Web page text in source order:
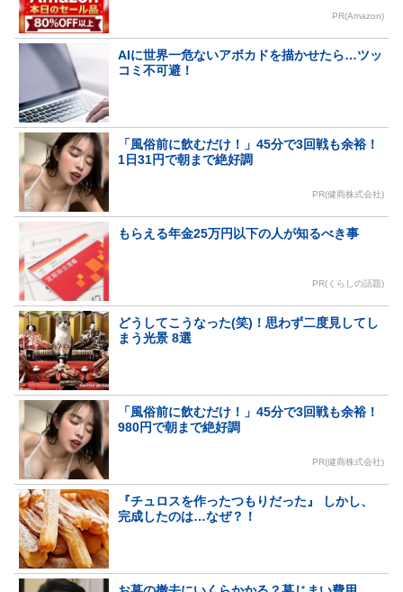
PR(Amazon)
AIに世界一危ないアボカドを描かせたら…ツッ
コミ不可避！
「風俗前に飲むだけ！」45分で3回戦も余裕！
1日31円で朝まで絶好調
PR(健商株式会社)
もらえる年金25万円以下の人が知るべき事
PR(くらしの話題)
どうしてこうなった(笑)！思わず二度見してし
まう光景 8選
「風俗前に飲むだけ！」45分で3回戦も余裕！
980円で朝まで絶好調
PR(健商株式会社)
『チュロスを作ったつもりだった』 しかし、
完成したのは…なぜ？！